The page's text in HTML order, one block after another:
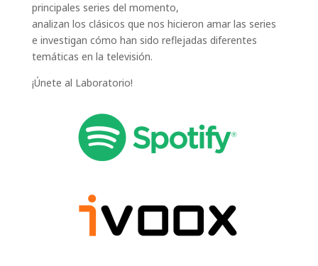
principales series del momento,
analizan los clásicos que nos hicieron amar las series
e investigan cómo han sido reflejadas diferentes
temáticas en la televisión.
¡Únete al Laboratorio!